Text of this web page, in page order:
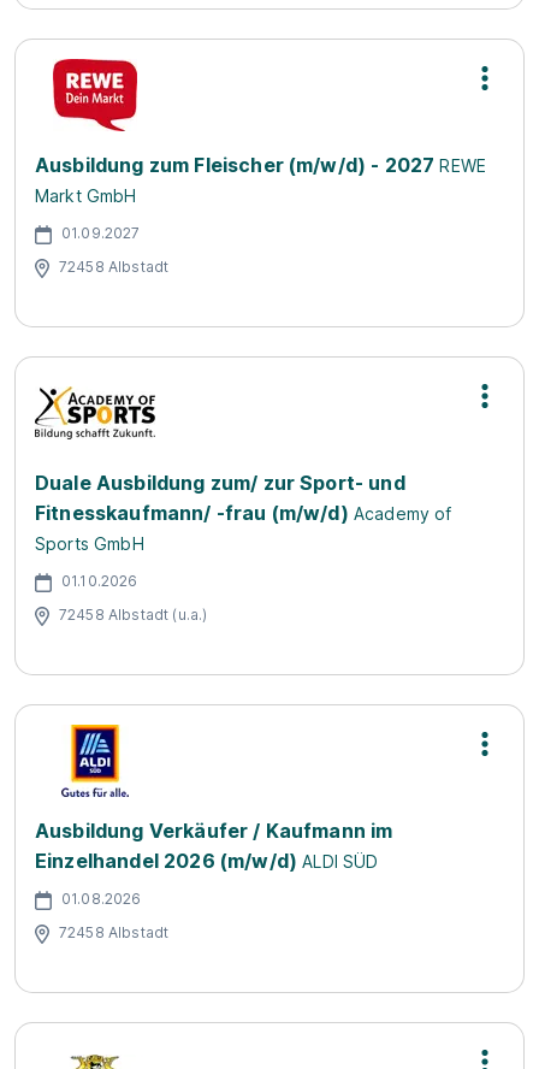
Ausbildung zum Fleischer (m/w/d) - 2027 REWE
Markt GmbH
01.09.2027
72458 Albstadt
Duale Ausbildung zum/ zur Sport- und
Fitnesskaufmann/ -frau (m/w/d) Academy of
Sports GmbH
01.10.2026
72458 Albstadt (u.a.)
Ausbildung Verkäufer / Kaufmann im
Einzelhandel 2026 (m/w/d) ALDI SÜD
01.08.2026
72458 Albstadt